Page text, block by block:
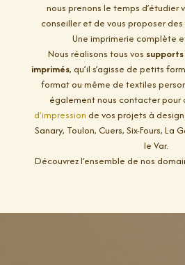
nous prenons le temps d’étudier
conseiller et de vous proposer des
Une imprimerie complète
Nous réalisons tous vos
imprimés, qu’il s’agisse de petits
format ou même de textiles
également nous contacter pour
d’impression de vos projets à
Sanary, Toulon, Cuers, Six-Fours, La
le Var.
Découvrez l’ensemble de nos